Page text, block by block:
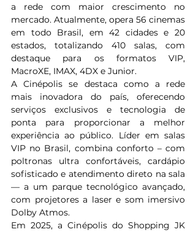
a rede com maior crescimento no
mercado. Atualmente, opera 56 cinemas
em todo Brasil, em 42 cidades e 20
estados, totalizando 410 salas, com
destaque para os formatos VIP,
MacroXE, IMAX, 4DX e Junior.
A Cinépolis se destaca como a rede
mais inovadora do país, oferecendo
serviços exclusivos e tecnologia de
ponta para proporcionar a melhor
experiência ao público. Líder em salas
VIP no Brasil, combina conforto – com
poltronas ultra confortáveis, cardápio
sofisticado e atendimento direto na sala
— a um parque tecnológico avançado,
com projetores a laser e som imersivo
Dolby Atmos.
Em 2025, a Cinépolis do Shopping JK